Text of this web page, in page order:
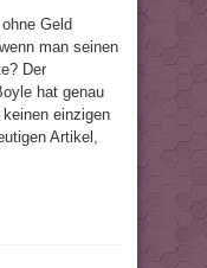
ohne
Geld
leben?
Geld
man seinen
Der
hat genau
einzigen
Artikel,